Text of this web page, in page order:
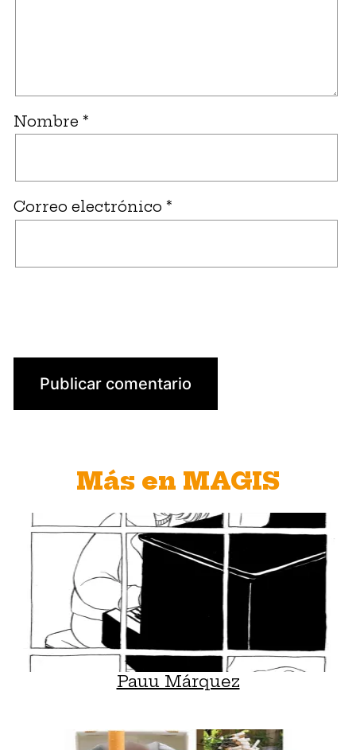
Nombre *
Correo electrónico *
Más en MAGIS
Pauu Márquez